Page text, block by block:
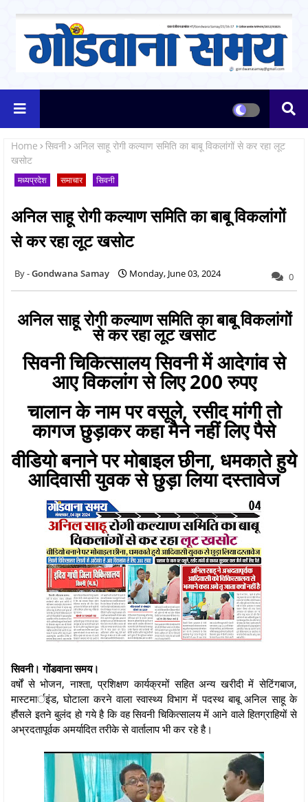
Home सिवनी अनिल साहू रोगी कल्याण समिति का बाबू विकलांगों से कर रहा लूट
खसोट
मध्यप्रदेश समाचार सिवनी
अनिल साहू रोगी कल्याण समिति का बाबू विकलांगों
से कर रहा लूट खसोट
Gondwana Samay Monday, June 03, 2024 0
अनिल साहू रोगी कल्याण समिति का बाबू विकलांगों
से कर रहा लूट खसोट
सिवनी चिकित्सालय सिवनी में आदेगांव से
आए विकलांग से लिए 200 रुपए
चालान के नाम पर वसूले, रसीद मांगी तो
कागज छुड़ाकर कहा मैने नहीं लिए पैसे
वीडियो बनाने पर मोबाइल छीना, धमकाते हुये
आदिवासी युवक से छुड़ा लिया दस्तावेज
सिवनी। गोंडवाना समय।
वर्षों से भोजन, नाश्ता, प्रशिक्षण कार्यक्रमों सहित अन्य खरीदी में सेटिंगबाज,
मास्टमार्इंड, घोटाला करने वाला स्वास्थ्य विभाग में पदस्थ बाबू अनिल साहू के
हौंसले इतने बुलंद हो गये है कि वह सिवनी चिकित्सालय में आने वाले हितग्राहियों से
अभ्रदतापूर्वक अमर्यादित तरीके से वार्तालाप भी कर रहे है।